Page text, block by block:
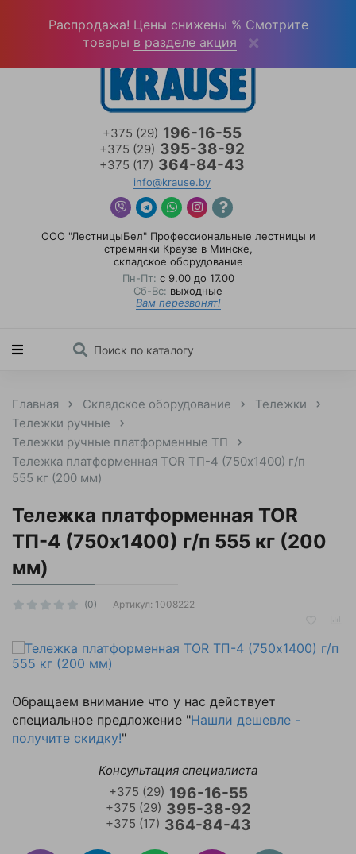
+375 (29) 196-16-55
+375 (29) 395-38-92
+375 (17) 364-84-43
info@krause.by
ООО "ЛестницыБел" Профессиональные лестницы и
стремянки Краузе в Минске,
складское оборудование
Пн-Пт: с 9.00 до 17.00
Сб-Вс: выходные
Вам перезвонят!
Главная Складское оборудование
Тележки
Тележки ручные
Тележки ручные платформенные ТП
Тележка платформенная TOR ТП-4 (750х1400) г/п
555 кг (200 мм)
Тележка платформенная TOR
ТП-4 (750х1400) г/п 555 кг (200
мм)
(0) Артикул: 1008222
Обращаем внимание что у нас действует
специальное предложение "Нашли дешевле -
получите скидку!"
Консультация специалиста
+375 (29) 196-16-55
+375 (29) 395-38-92
+375 (17) 364-84-43
Распродажа! Цены снижены % Смотрите
товары в разделе акция